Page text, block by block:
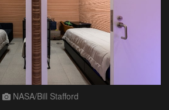
NASA/Bill Stafford